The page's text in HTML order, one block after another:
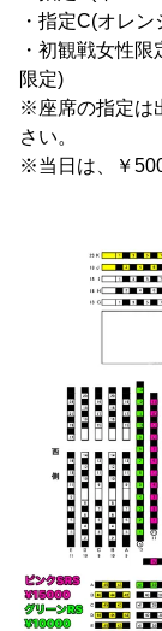
・指定C(オレ
・初観戦女性
限定)
※座席の指定は
さい。
※当日は、￥